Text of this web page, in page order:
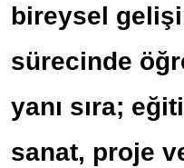
bireysel
sürecinde
yanı sıra;
sanat, proje